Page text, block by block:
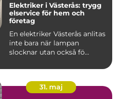
Elektriker i Västerås: trygg
elservice för hem och
företag
En elektriker Västerås anlitas
inte bara när lampan
slocknar utan också fö...
31. maj